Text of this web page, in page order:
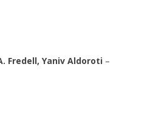
Fredell, Yaniv Aldoroti –